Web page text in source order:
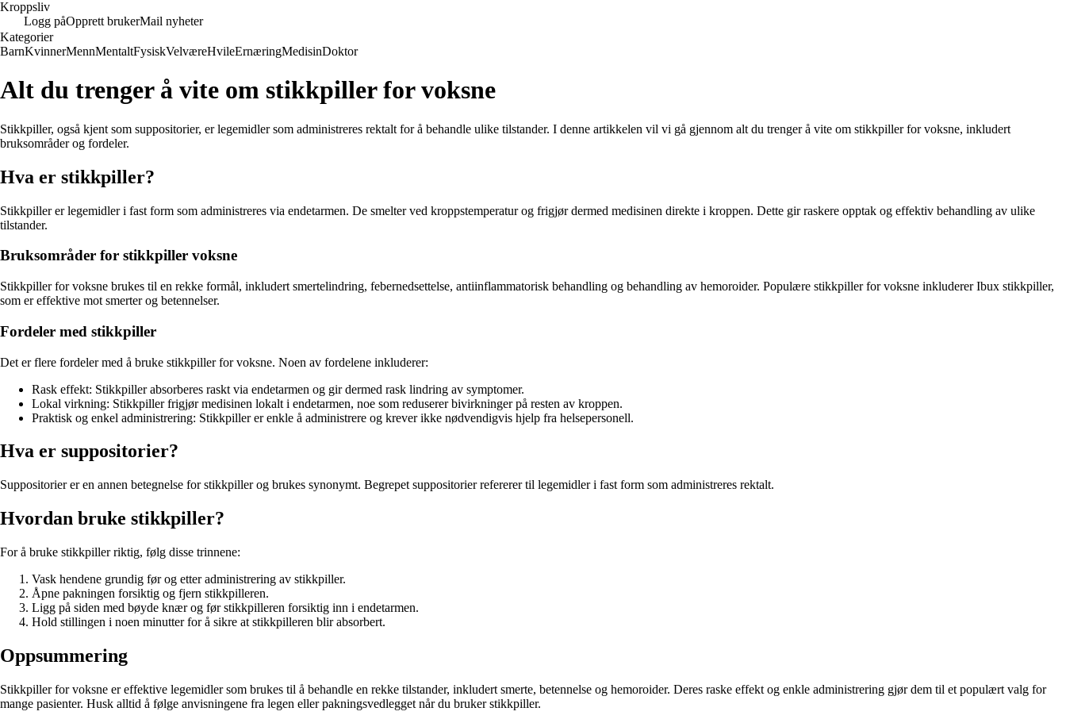
Kroppsliv
Logg påOpprett brukerMail nyheter
Kategorier
BarnKvinnerMennMentaltFysiskVelværeHvileErnæringMedisinDoktor
Alt du trenger å vite om stikkpiller for voksne
Stikkpiller, også kjent som suppositorier, er legemidler som administreres rektalt for å behandle ulike tilstander. I denne artikkelen vil vi gå gjennom alt du trenger å vite om stikkpiller for voksne, inkludert
bruksområder og fordeler.
Hva er stikkpiller?
Stikkpiller er legemidler i fast form som administreres via endetarmen. De smelter ved kroppstemperatur og frigjør dermed medisinen direkte i kroppen. Dette gir raskere opptak og effektiv behandling av ulike
tilstander.
Bruksområder for stikkpiller voksne
Stikkpiller for voksne brukes til en rekke formål, inkludert smertelindring, febernedsettelse, antiinflammatorisk behandling og behandling av hemoroider. Populære stikkpiller for voksne inkluderer Ibux stikkpiller,
som er effektive mot smerter og betennelser.
Fordeler med stikkpiller
Det er flere fordeler med å bruke stikkpiller for voksne. Noen av fordelene inkluderer:
Rask effekt: Stikkpiller absorberes raskt via endetarmen og gir dermed rask lindring av symptomer.
Lokal virkning: Stikkpiller frigjør medisinen lokalt i endetarmen, noe som reduserer bivirkninger på resten av kroppen.
Praktisk og enkel administrering: Stikkpiller er enkle å administrere og krever ikke nødvendigvis hjelp fra helsepersonell.
Hva er suppositorier?
Suppositorier er en annen betegnelse for stikkpiller og brukes synonymt. Begrepet suppositorier refererer til legemidler i fast form som administreres rektalt.
Hvordan bruke stikkpiller?
For å bruke stikkpiller riktig, følg disse trinnene:
Vask hendene grundig før og etter administrering av stikkpiller.
Åpne pakningen forsiktig og fjern stikkpilleren.
Ligg på siden med bøyde knær og før stikkpilleren forsiktig inn i endetarmen.
Hold stillingen i noen minutter for å sikre at stikkpilleren blir absorbert.
Oppsummering
Stikkpiller for voksne er effektive legemidler som brukes til å behandle en rekke tilstander, inkludert smerte, betennelse og hemoroider. Deres raske effekt og enkle administrering gjør dem til et populært valg for
mange pasienter. Husk alltid å følge anvisningene fra legen eller pakningsvedlegget når du bruker stikkpiller.